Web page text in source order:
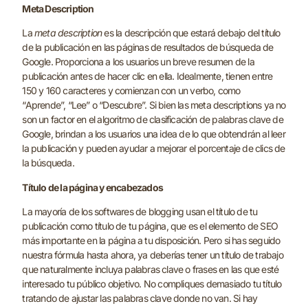
Meta Description
Lameta descriptiones la descripción que estará debajo del título
de la publicación en las páginas de resultados de búsqueda de
Google. Proporciona a los usuarios un breve resumen de la
publicación antes de hacer clic en ella. Idealmente, tienen entre
150 y 160 caracteres y comienzan con un verbo, como
“Aprende”, “Lee” o “Descubre”. Si bien las meta descriptions ya no
son un factor en el algoritmo de clasificación de palabras clave de
Google, brindan a los usuarios una idea de lo que obtendrán al leer
la publicación y pueden ayudar a mejorar el porcentaje de clics de
la búsqueda.
Título de la página y encabezados
La mayoría de los softwares de blogging usan el título de tu
publicación como título de tu página, que es el elemento de SEO
más importante en la página a tu disposición. Pero si has seguido
nuestra fórmula hasta ahora, ya deberías tener un título de trabajo
que naturalmente incluya palabras clave o frases en las que esté
interesado tu público objetivo. No compliques demasiado tu título
tratando de ajustar las palabras clave donde no van. Si hay